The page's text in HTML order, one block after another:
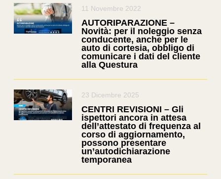
11 Novembre 2022
AUTORIPARAZIONE –
Novità: per il noleggio senza
conducente, anche per le
auto di cortesia, obbligo di
comunicare i dati del cliente
alla Questura
23 Dicembre 2025
CENTRI REVISIONI – Gli
ispettori ancora in attesa
dell’attestato di frequenza al
corso di aggiornamento,
possono presentare
un’autodichiarazione
temporanea